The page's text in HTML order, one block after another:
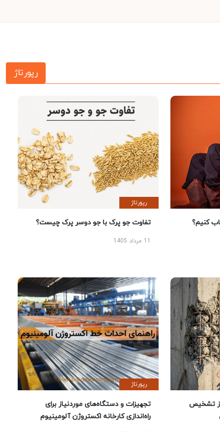
رپورتاژ
کنیم؟
رپورتاژ
تفاوت جو پرک با جو دوسر پرک چیست؟
تشخیص
رپورتاژ
تجهیزات و دستگاه‌های موردنیاز برای
راه‌اندازی کارخانه اکستروژن آلومینیوم